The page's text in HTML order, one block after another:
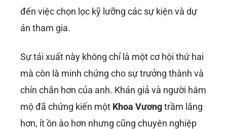
đến việc chọn lọc kỹ lưỡng các sự kiện và dự
án tham gia.
Sự tái xuất này không chỉ là một cơ hội thứ hai
mà còn là minh chứng cho sự trưởng thành và
chín chắn hơn của anh. Khán giả và người hâm
mộ đã chứng kiến một Khoa Vươngtrầm lắng
hơn, ít ồn ào hơn nhưng cũng chuyên nghiệp